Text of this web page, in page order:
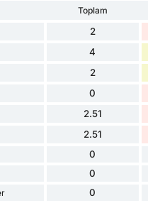
Toplam
2
4
2
0
2.51
2.51
0
0
0